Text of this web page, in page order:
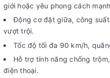
giới hoặc yêu phong cách
Động cơ đặt giữa, công
vượt trội.
Tốc độ tối đa 90 km/h,
Hỗ trợ tính năng chống
điện thoại.